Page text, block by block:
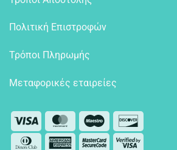
Πολιτική Επιστροφών
Τρόποι Πληρωμής
Μεταφορικές εταιρείες
Visa MasterCardMaestro
Dinners
AmericanMasterCard
Visa